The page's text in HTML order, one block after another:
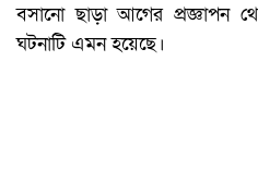
বসানো ছাড়া আগের প্রজ্ঞাপন
ঘটনাটি এমন হয়েছে।